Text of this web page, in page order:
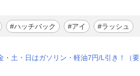
#ハッチバック #アイ #ラッシュ
・土・日はガソリン・軽油7円/L引き！（